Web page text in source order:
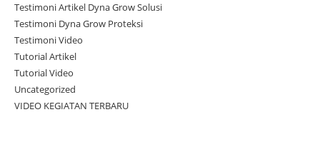
Testimoni Artikel Dyna Grow Solusi
Testimoni Dyna Grow Proteksi
Testimoni Video
Tutorial Artikel
Tutorial Video
Uncategorized
VIDEO KEGIATAN TERBARU